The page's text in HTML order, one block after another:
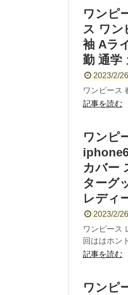
ワンピ
ス ワン
袖 Aラ
勤 通学
2023/2/26
ワンピース
記事を読む
ワンピ
カバー
ターグ
レディ
2023/2/26
ワンピース
回ははホン
記事を読む
ワンピ